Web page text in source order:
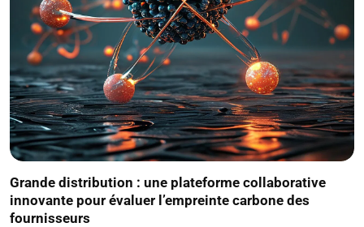
Grande distribution : une plateforme collaborative
innovante pour évaluer l’empreinte carbone des
fournisseurs